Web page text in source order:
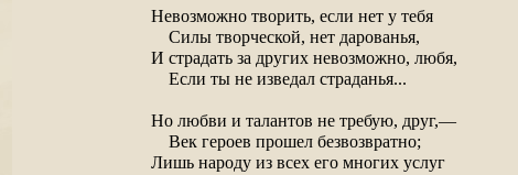
Невозможно творить, если нет у тебя
    Силы творческой, нет дарованья,
И страдать за других невозможно, любя,
    Если ты не изведал страданья...
Но любви и талантов не требую, друг,—
    Век героев прошел безвозвратно;
Лишь народу из всех его многих услуг